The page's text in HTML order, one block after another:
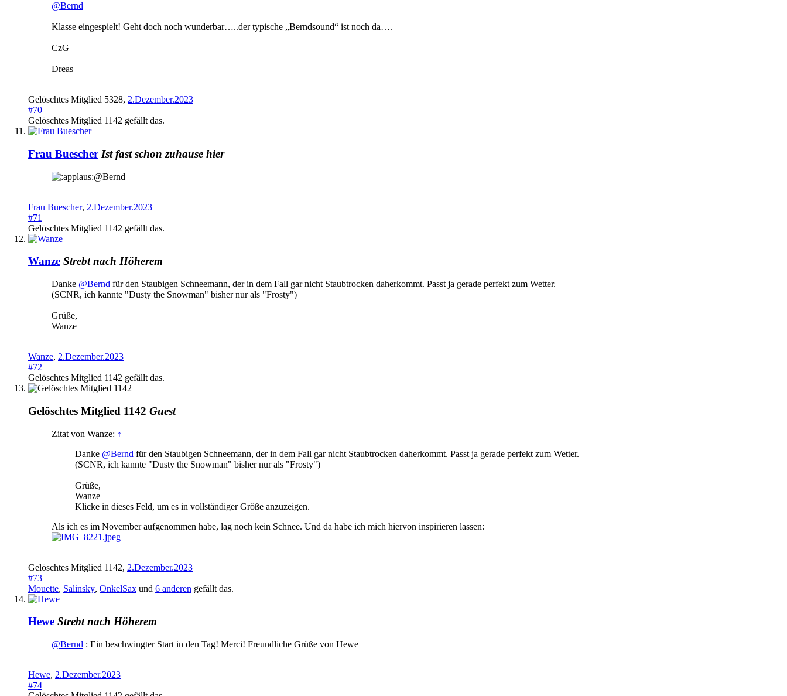
@Bernd
Klasse eingespielt! Geht doch noch wunderbar…..der typische „Berndsound“ ist noch da….
CzG
Dreas
Gelöschtes Mitglied 5328, 2.Dezember.2023
#70
Gelöschtes Mitglied 1142 gefällt das.
Frau Buescher Ist fast schon zuhause hier
@Bernd
Frau Buescher, 2.Dezember.2023
#71
Gelöschtes Mitglied 1142 gefällt das.
Wanze Strebt nach Höherem
Danke @Bernd für den Staubigen Schneemann, der in dem Fall gar nicht Staubtrocken daherkommt. Passt ja gerade perfekt zum Wetter.
(SCNR, ich kannte "Dusty the Snowman" bisher nur als "Frosty")
Grüße,
Wanze
Wanze, 2.Dezember.2023
#72
Gelöschtes Mitglied 1142 gefällt das.
Gelöschtes Mitglied 1142 Guest
Zitat von Wanze: ↑
Danke @Bernd für den Staubigen Schneemann, der in dem Fall gar nicht Staubtrocken daherkommt. Passt ja gerade perfekt zum Wetter.
(SCNR, ich kannte "Dusty the Snowman" bisher nur als "Frosty")
Grüße,
Wanze
Klicke in dieses Feld, um es in vollständiger Größe anzuzeigen.
Als ich es im November aufgenommen habe, lag noch kein Schnee. Und da habe ich mich hiervon inspirieren lassen:
Gelöschtes Mitglied 1142, 2.Dezember.2023
#73
Mouette, Salinsky, OnkelSax und 6 anderen gefällt das.
Hewe Strebt nach Höherem
@Bernd : Ein beschwingter Start in den Tag! Merci! Freundliche Grüße von Hewe
Hewe, 2.Dezember.2023
#74